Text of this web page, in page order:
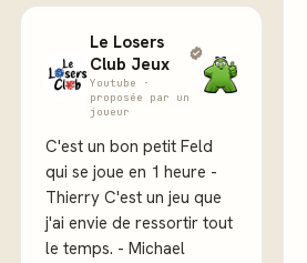
Le Losers
Club Jeux
Youtube ·
proposée par un
joueur
C'est un bon petit Feld
qui se joue en 1 heure -
Thierry C'est un jeu que
j'ai envie de ressortir tout
le temps. - Michael